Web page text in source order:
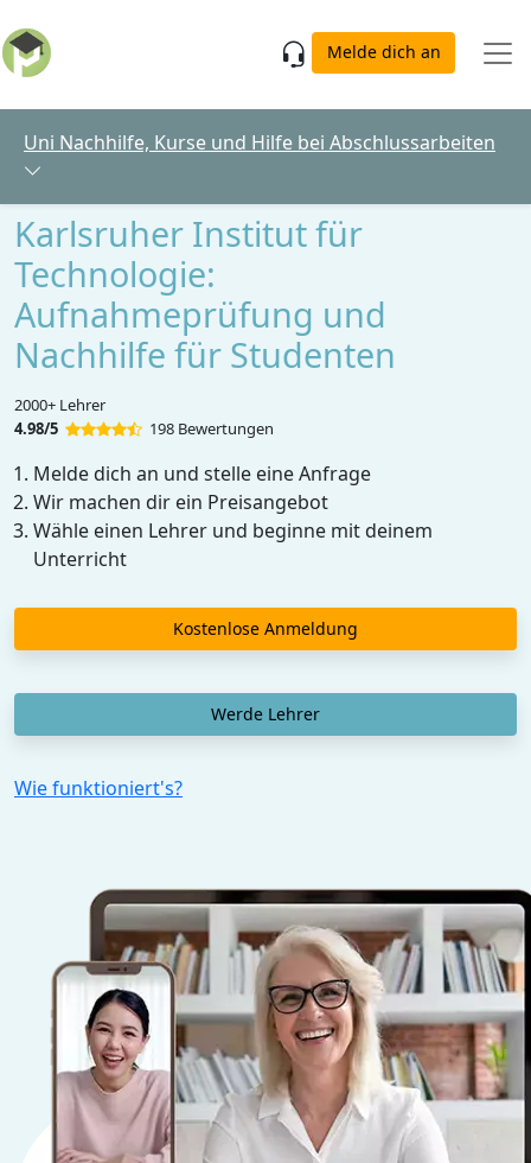
Melde dich an
Uni Nachhilfe, Kurse und Hilfe bei Abschlussarbeiten
Karlsruher Institut für
Technologie:
Aufnahmeprüfung und
Nachhilfe für Studenten
2000+ Lehrer
4.98/5
198 Bewertungen
Melde dich an und stelle eine Anfrage
Wir machen dir ein Preisangebot
Wähle einen Lehrer und beginne mit deinem
Unterricht
Kostenlose Anmeldung
Werde Lehrer
Wie funktioniert's?